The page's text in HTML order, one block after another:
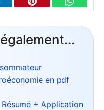
en pdf
+ Application